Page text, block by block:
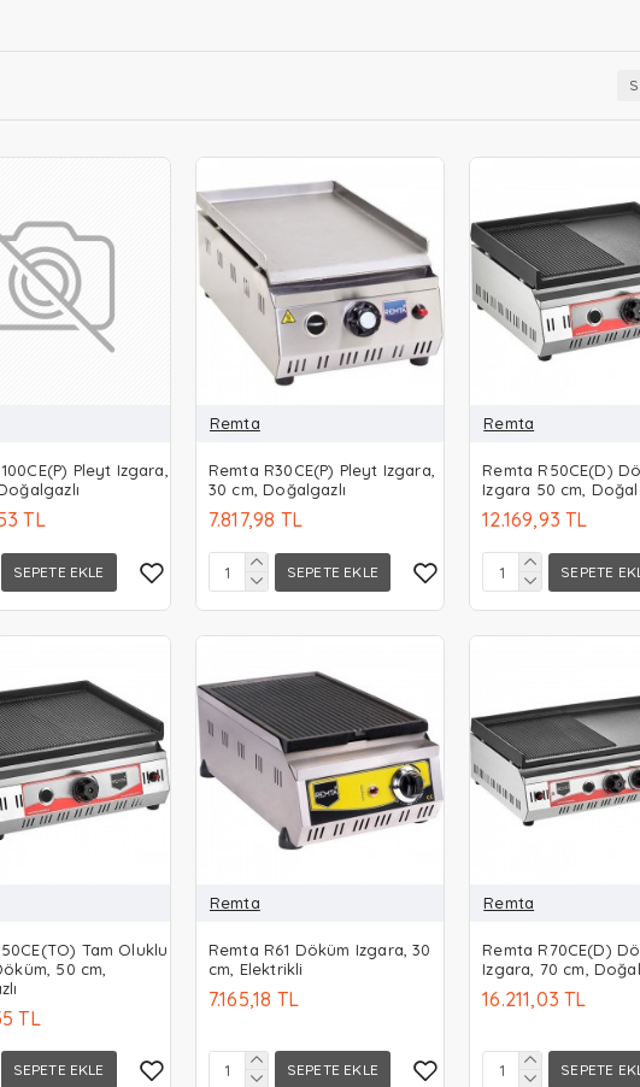
Pleyt Izgara,
TL
SEPETE EKLE
Remta
Remta R30CE(P) Pleyt Izgara,
30 cm, Doğalgazlı
7.817,98 TL
SEPETE EKLE
Remta
Remta R50CE(D)
Izgara 50 cm,
12.169,93 TL
SEPETE
Tam Oluklu
50 cm,
TL
SEPETE EKLE
Remta
Remta R61 Döküm Izgara, 30
cm, Elektrikli
7.165,18 TL
SEPETE EKLE
Remta
Remta R70CE(D)
Izgara, 70 cm,
16.211,03 TL
SEPETE